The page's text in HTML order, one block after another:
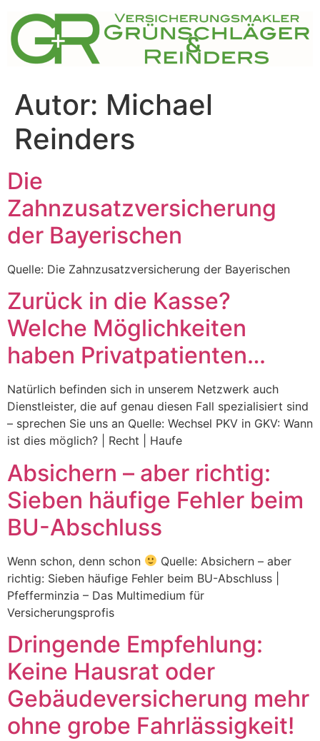
Inhalt
springen
Autor: Michael
Reinders
Die
Zahnzusatzversicherung
der Bayerischen
Quelle: Die Zahnzusatzversicherung der Bayerischen
Zurück in die Kasse?
Welche Möglichkeiten
haben Privatpatienten…
Natürlich befinden sich in unserem Netzwerk auch
Dienstleister, die auf genau diesen Fall spezialisiert sind
– sprechen Sie uns an Quelle: Wechsel PKV in GKV: Wann
ist dies möglich? | Recht | Haufe
Absichern – aber richtig:
Sieben häufige Fehler beim
BU-Abschluss
Wenn schon, denn schon
Quelle: Absichern – aber
richtig: Sieben häufige Fehler beim BU-Abschluss |
Pfefferminzia – Das Multimedium für
Versicherungsprofis
Dringende Empfehlung:
Keine Hausrat oder
Gebäudeversicherung mehr
ohne grobe Fahrlässigkeit!